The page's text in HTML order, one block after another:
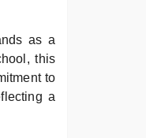
as a
this
to
a